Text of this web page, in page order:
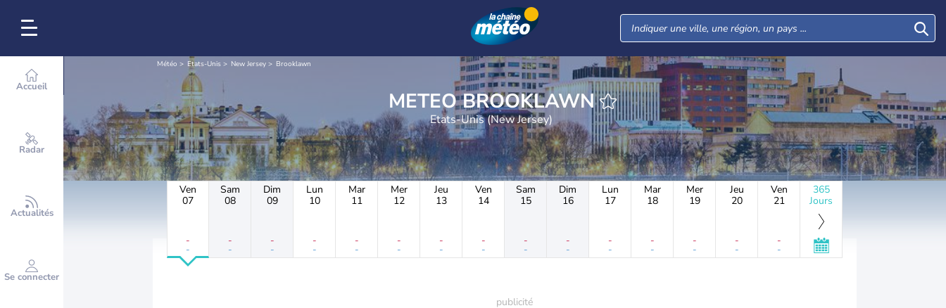
Accueil
Radar
Actualités
Se connecter
Météo Etats-Unis New Jersey Brooklawn
METEO BROOKLAWN
Etats-Unis (New Jersey)
Ven
07
-
-
Sam
08
-
-
Dim
09
-
-
Lun
10
-
-
Mar
11
-
-
Mer
12
-
-
Jeu
13
-
-
Ven
14
-
-
Sam
15
-
-
Dim
16
-
-
Lun
17
-
-
Mar
18
-
-
Mer
19
-
-
Jeu
20
-
-
Ven
21
-
-
365
Jours